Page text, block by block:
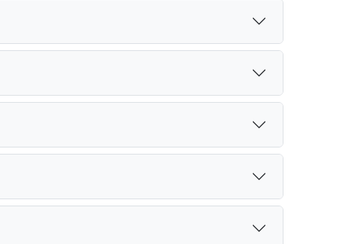
Для уточнения результатов рекомендуется
место учебы или работы. Также стоит
устаревшие сведения, включая прежнее
доступных источников. Система